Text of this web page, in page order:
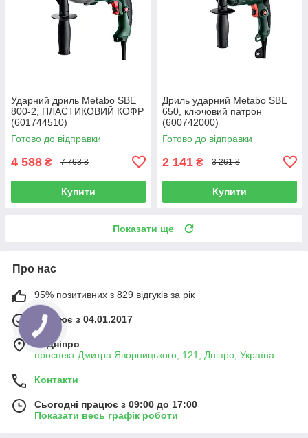
Ударний дриль Metabo SBE
800-2, ПЛАСТИКОВИЙ КОФР
(601744510)
Готово до відправки
4 588 ₴ 7 763 ₴
Купити
Дриль ударний Metabo SBE
650, ключовий патрон
(600742000)
Готово до відправки
2 141 ₴ 3 261 ₴
Купити
Показати ще
Про нас
95% позитивних з 829 відгуків за рік
Працює з 04.01.2017
м. Дніпро
проспект Дмитра Яворницького, 121, Дніпро, Україна
Контакти
Сьогодні працює з 09:00 до 17:00
Показати весь графік роботи